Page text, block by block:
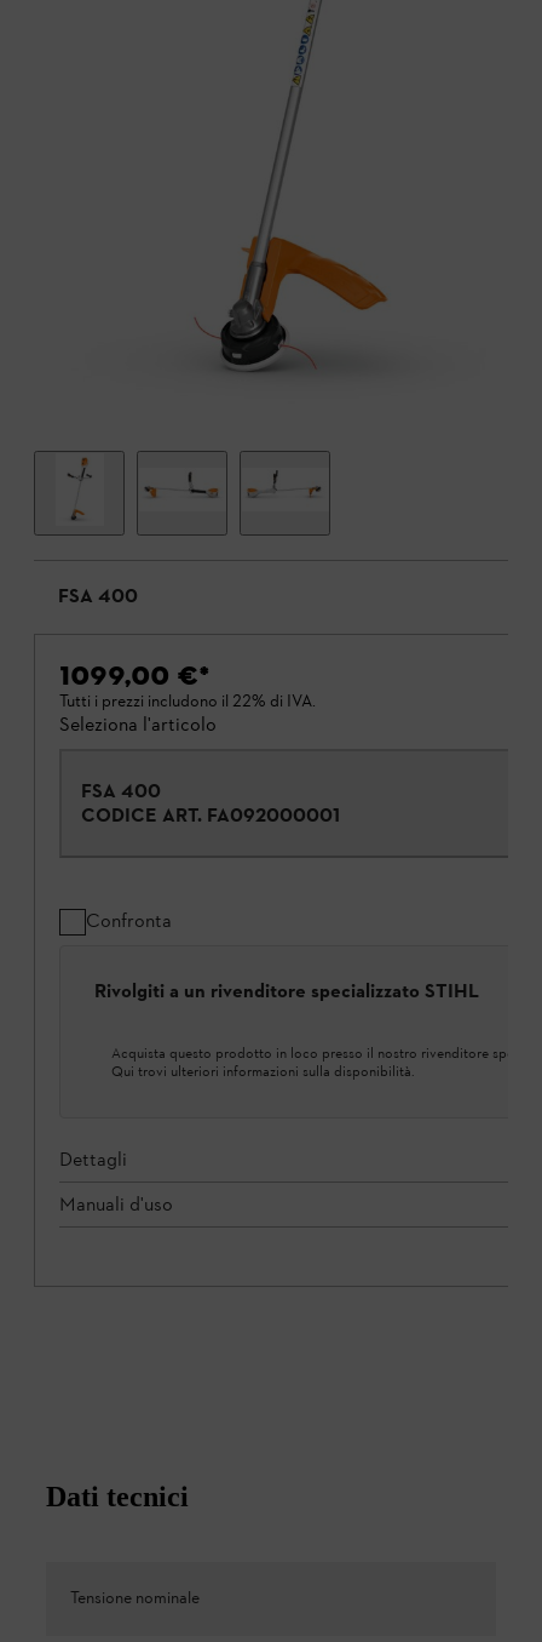
FSA 400
1099,00 €*
Tutti i prezzi includono il 22% di IVA.
Seleziona l'articolo
FSA 400
CODICE ART. FA092000001
Confronta
Rivolgiti a un rivenditore specializzato STIHL
Acquista questo prodotto in loco presso il nostro rivenditore
Qui trovi ulteriori informazioni sulla disponibilità.
Dettagli
Manuali d'uso
Dati tecnici
Tensione nominale